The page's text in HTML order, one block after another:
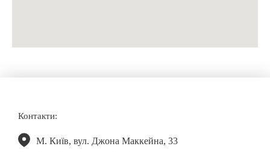
Контакти:
М. Київ, вул. Джона Маккейна, 33